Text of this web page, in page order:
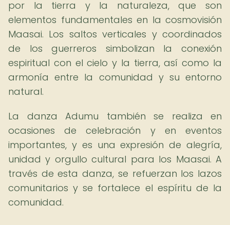
por la tierra y la naturaleza, que son
elementos fundamentales en la cosmovisión
Maasai. Los saltos verticales y coordinados
de los guerreros simbolizan la conexión
espiritual con el cielo y la tierra, así como la
armonía entre la comunidad y su entorno
natural.
La danza Adumu también se realiza en
ocasiones de celebración y en eventos
importantes, y es una expresión de alegría,
unidad y orgullo cultural para los Maasai. A
través de esta danza, se refuerzan los lazos
comunitarios y se fortalece el espíritu de la
comunidad.